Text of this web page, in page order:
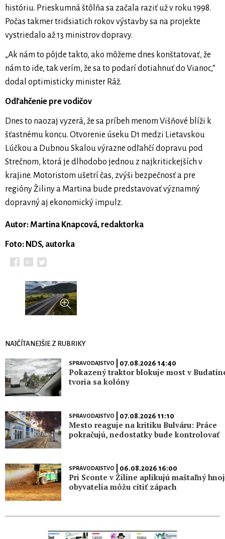
históriu. Prieskumná štôlňa sa začala raziť už v roku 1998.
Počas takmer tridsiatich rokov výstavby sa na projekte
vystriedalo až 13 ministrov dopravy.
„Ak nám to pôjde takto, ako môžeme dnes konštatovať, že
nám to ide, tak verím, že sa to podarí dotiahnuť do Vianoc,“
dodal optimisticky minister Ráž.
Odľahčenie pre vodičov
Dnes to naozaj vyzerá, že sa príbeh menom Višňové blíži k
šťastnému koncu. Otvorenie úseku D1 medzi Lietavskou
Lúčkou a Dubnou Skalou výrazne odľahčí dopravu pod
Strečnom, ktorá je dlhodobo jednou z najkritickejších v
krajine. Motoristom ušetrí čas, zvýši bezpečnosť a pre
regióny Žiliny a Martina bude predstavovať významný
dopravný aj ekonomický impulz.
Autor: Martina Knapcová, redaktorka
Foto: NDS, autorka
NAJČÍTANEJŠIE Z RUBRIKY
SPRAVODAJSTVO | 07.08.2026 14:40
Pokazený traktor blokuje most v
tvoria sa kolóny
SPRAVODAJSTVO | 07.08.2026 11:10
Mesto reaguje na kritiku Bulváru: Práce
pokračujú, nedostatky bude kontrolovať
SPRAVODAJSTVO | 06.08.2026 16:00
Pri Sconte v Žiline aplikujú maštaľný
obyvatelia môžu cítiť zápach